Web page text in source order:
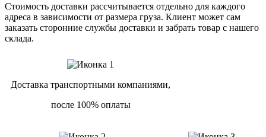
Стоимость доставки рассчитывается отдельно для каждого
адреса в зависимости от размера груза. Клиент может сам
заказать сторонние службы доставки и забрать товар с нашего
склада.
Доставка транспортными компаниями,
после 100% оплаты